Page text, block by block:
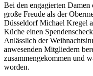
Bei den engagierten
große Freude als der
Düsseldorf Michael Kregel
Küche einen
Anlässlich der
anwesenden Mitgliedern
zusammengekommen und
worden.